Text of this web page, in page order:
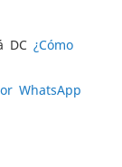
DC ¿Cómo
WhatsApp